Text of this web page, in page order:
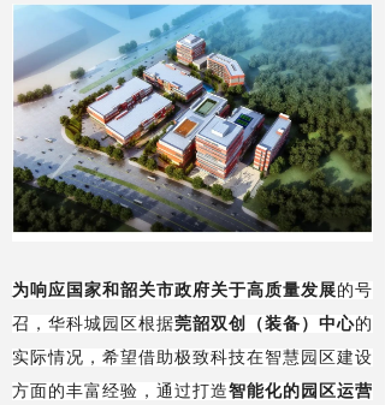
为响应国家和韶关市政府关于高质量发展的号
召，华科城园区根据莞韶双创（装备）中心的
实际情况，希望借助极致科技在智慧园区建设
方面的丰富经验，通过打造智能化的园区运营